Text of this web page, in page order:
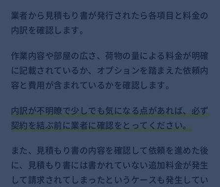
業者から見積もり書が発行されたら各項目と料金の
内訳を確認します。
作業内容や部屋の広さ、荷物の量による料金が明確
に記載されているか、オプションを踏まえた依頼内
容と費用が含まれているかを確認します。
内訳が不明瞭で少しでも気になる点があれば、必ず
契約を結ぶ前に業者に確認をとってください。
また、見積もり書の内容を確認して依頼を進めた後
に、見積もり書には書かれていない追加料金が発生
して請求されてしまったというケースも発生してい